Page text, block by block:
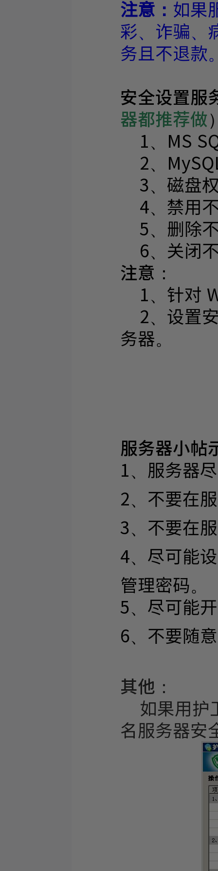
注意： 如果
彩、诈骗、
务且不退款
安全设置服
器都推荐做
1、MS
2、
3、磁盘
4、禁用
5、删除
6、关闭
注意：
1、针对
2、设置安
务器。
服务器小帖
1、服务器
2、不要在
3、不要在
4、尽可能
管理密码。
5、尽可能
6、不要随
其他：
如果用护
名服务器安